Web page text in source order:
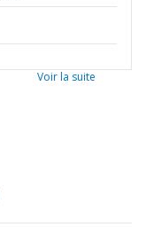
Voir la suite